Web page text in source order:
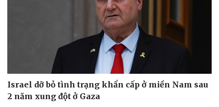
Israel dỡ bỏ tình trạng khẩn cấp ở miền Nam sau
2 năm xung đột ở Gaza